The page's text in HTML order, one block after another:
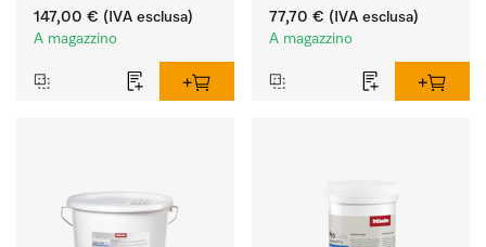
vetreria e utensili da
laboratorio.
147,00 € (IVA esclusa)
A magazzino
(vetreria e utensili di
laboratorio).
77,70 € (IVA esclusa)
A magazzino